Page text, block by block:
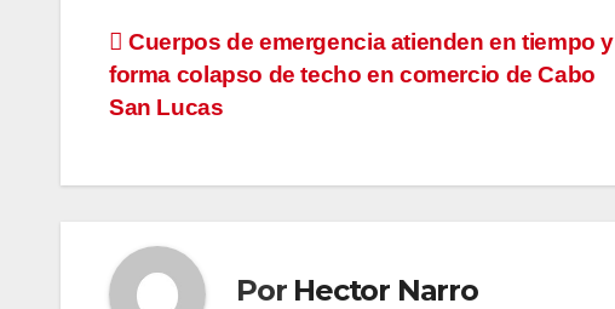
Navegación
de
Cuerpos de emergencia atienden en tiempo y
forma colapso de techo en comercio de Cabo
San Lucas
Por Hector Narro